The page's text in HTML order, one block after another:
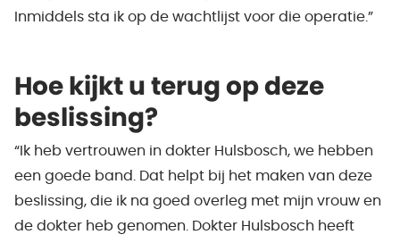
Inmiddels sta ik op de wachtlijst voor die operatie.”
Hoe kijkt u terug op deze
beslissing?
“Ik heb vertrouwen in dokter Hulsbosch, we hebben
een goede band. Dat helpt bij het maken van deze
beslissing, die ik na goed overleg met mijn vrouw en
de dokter heb genomen. Dokter Hulsbosch heeft